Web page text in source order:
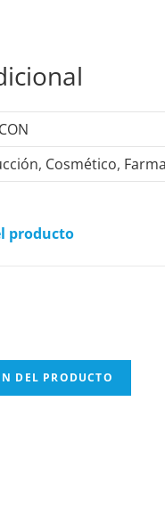
, Cosmético,
producto
DEL PRODUCTO